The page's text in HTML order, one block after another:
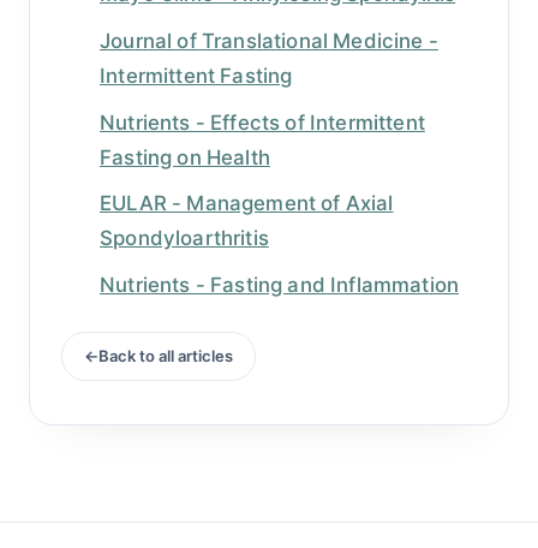
Journal of Translational Medicine -
Intermittent Fasting
Nutrients - Effects of Intermittent
Fasting on Health
EULAR - Management of Axial
Spondyloarthritis
Nutrients - Fasting and Inflammation
Back to all articles